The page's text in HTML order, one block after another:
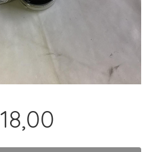
18,00